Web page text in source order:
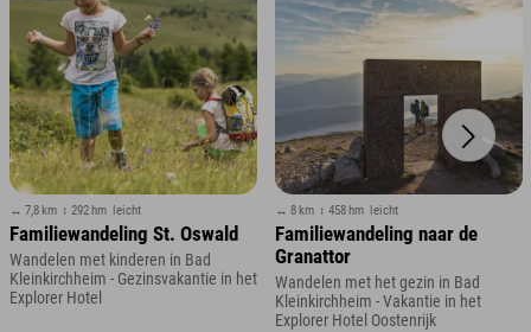
↔ 7,8 km ↕ 292 hm leicht
Familiewandeling St. Oswald
Wandelen met kinderen in Bad
Kleinkirchheim - Gezinsvakantie in het
Explorer Hotel
↔ 8 km ↕ 458 hm leicht
Familiewandeling naar de
Granattor
Wandelen met het gezin in Bad
Kleinkirchheim - Vakantie in het
Explorer Hotel Oostenrijk